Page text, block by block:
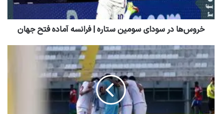
خروس‌ها در سودای سومین ستاره | فرانسه آماده فتح جهان